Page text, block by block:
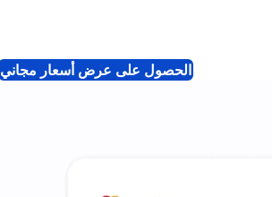
الحصول على عرض أسعار مجاني